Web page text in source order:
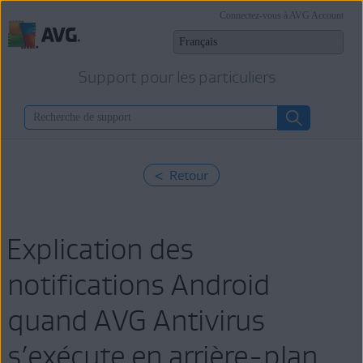
Support pour les particuliers
Connectez-vous à AVG Account
< Retour
Explication des
notifications Android
quand AVG Antivirus
s’exécute en arrière-plan